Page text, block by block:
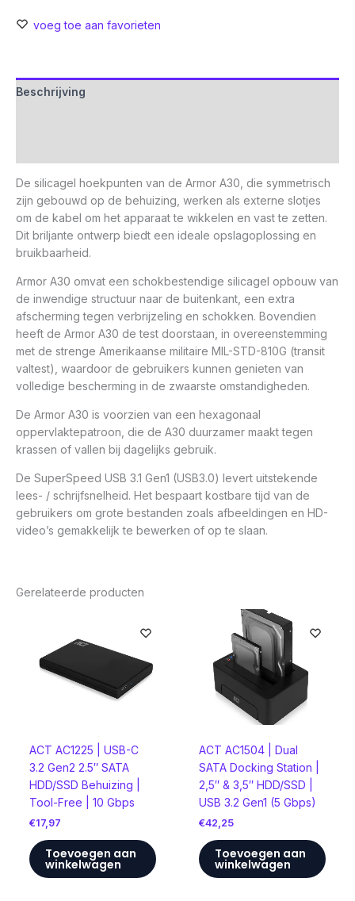
voeg toe aan favorieten
Beschrijving
De silicagel hoekpunten van de Armor A30, die symmetrisch
zijn gebouwd op de behuizing, werken als externe slotjes
om de kabel om het apparaat te wikkelen en vast te zetten.
Dit briljante ontwerp biedt een ideale opslagoplossing en
bruikbaarheid.
Armor A30 omvat een schokbestendige silicagel opbouw van
de inwendige structuur naar de buitenkant, een extra
afscherming tegen verbrijzeling en schokken. Bovendien
heeft de Armor A30 de test doorstaan, in overeenstemming
met de strenge Amerikaanse militaire MIL-STD-810G (transit
valtest), waardoor de gebruikers kunnen genieten van
volledige bescherming in de zwaarste omstandigheden.
De Armor A30 is voorzien van een hexagonaal
oppervlaktepatroon, die de A30 duurzamer maakt tegen
krassen of vallen bij dagelijks gebruik.
De SuperSpeed USB 3.1 Gen1 (USB3.0) levert uitstekende
lees- / schrijfsnelheid. Het bespaart kostbare tijd van de
gebruikers om grote bestanden zoals afbeeldingen en HD-
video’s gemakkelijk te bewerken of op te slaan.
Gerelateerde producten
ACT AC1225 | USB-C
3.2 Gen2 2.5″ SATA
HDD/SSD Behuizing |
Tool-Free | 10 Gbps
€17,97
Toevoegen aan
winkelwagen
ACT AC1504 | Dual
SATA Docking Station |
2,5″ & 3,5″ HDD/SSD |
USB 3.2 Gen1 (5 Gbps)
€42,25
Toevoegen aan
winkelwagen